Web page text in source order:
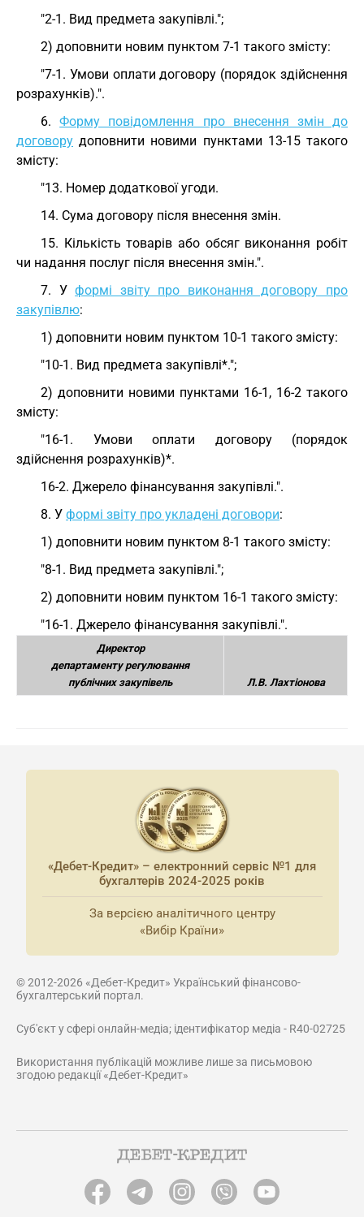
"2-1. Вид предмета закупівлі.";
2) доповнити новим пунктом 7-1 такого змісту:
"7-1. Умови оплати договору (порядок здійснення
розрахунків).".
6.Форму повідомлення про внесення змін до
договору доповнити новими пунктами 13-15 такого
змісту:
"13. Номер додаткової угоди.
14. Сума договору після внесення змін.
15. Кількість товарів або обсяг виконання робіт
чи надання послуг після внесення змін.".
7. Уформі звіту про виконання договору про
закупівлю:
1) доповнити новим пунктом 10-1 такого змісту:
"10-1. Вид предмета закупівлі*.";
2) доповнити новими пунктами 16-1, 16-2 такого
змісту:
"16-1. Умови оплати договору (порядок
здійснення розрахунків)*.
16-2. Джерело фінансування закупівлі.".
8. У формі звіту про укладені договори:
1) доповнити новим пунктом 8-1 такого змісту:
"8-1. Вид предмета закупівлі.";
2) доповнити новим пунктом 16-1 такого змісту:
"16-1. Джерело фінансування закупівлі.".
Директор
департаменту регулювання
публічних закупівель
Л.В. Лахтіонова
«Дебет-Кредит» – електронний сервіс №1 для
бухгалтерів 2024-2025 років
За версією аналітичного центру
«Вибір Країни»
© 2012-2026 «Дебет-Кредит» Український фінансово-
бухгалтерський портал.
Суб'єкт у сфері онлайн-медіа; ідентифікатор медіа - R40-02725
Використання публікацій можливе лише за письмовою
згодою редакції «Дебет-Кредит»